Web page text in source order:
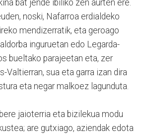
bat jende ibiliko zen aurten ere.
noski, Nafarroa erdialdeko
mendizerratik, eta geroago
inguruetan edo Legarda-
bueltako parajeetan eta, zer
Valtierran, sua eta garra izan dira
eta negar malkoez lagunduta.
jaioterria eta bizilekua modu
are gutxiago, aziendak edota